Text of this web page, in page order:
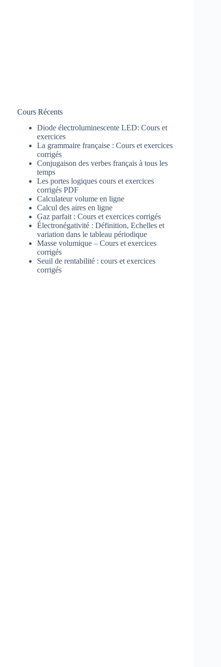
Cours Récents
Diode électroluminescente LED: Cours et
exercices
La grammaire française : Cours et exercices
corrigés
Conjugaison des verbes français à tous les
temps
Les portes logiques cours et exercices
corrigés PDF
Calculateur volume en ligne
Calcul des aires en ligne
Gaz parfait : Cours et exercices corrigés
Électronégativité : Définition, Echelles et
variation dans le tableau périodique
Masse volumique – Cours et exercices
corrigés
Seuil de rentabilité : cours et exercices
corrigés